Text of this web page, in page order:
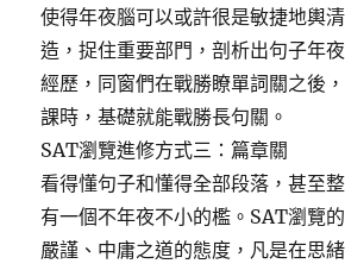
使得年夜腦可以或許很是敏捷地輿
造，捉住重要部門，剖析出句子年
經歷，同窗們在戰勝瞭單詞關之後
課時，基礎就能戰勝長句關。
SAT瀏覽進修方式三：篇章關
看得懂句子和懂得全部段落，甚至
有一個不年夜不小的檻。SAT瀏覽
嚴謹、中庸之道的態度，凡是在思